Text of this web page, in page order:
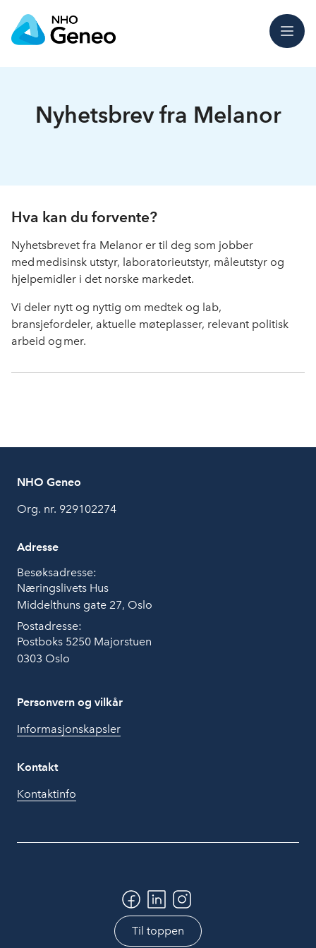
Meny
Nyhetsbrev fra Melanor
Hva kan du forvente?
Nyhetsbrevet fra Melanor er til deg som jobber
med medisinsk utstyr, laboratorieutstyr, måleutstyr og
hjelpemidler i det norske markedet.
Vi deler nytt og nyttig om medtek og lab,
bransjefordeler, aktuelle møteplasser, relevant politisk
arbeid og mer.
NHO Geneo
Org. nr. 929102274
Adresse
Besøksadresse:
Næringslivets Hus
Middelthuns gate 27, Oslo
Postadresse:
Postboks 5250 Majorstuen
0303 Oslo
Personvern og vilkår
Informasjonskapsler
Kontakt
Kontaktinfo
Til toppen